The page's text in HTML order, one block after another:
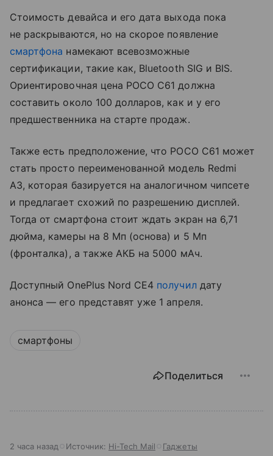
Стоимость девайса и его дата выхода пока
не раскрываются, но на скорое появление
смартфона намекают всевозможные
сертификации, такие как, Bluetooth SIG и BIS.
Ориентировочная цена POCO C61 должна
составить около 100 долларов, как и у его
предшественника на старте продаж.
Также есть предположение, что POCO C61 может
стать просто переименованной модель Redmi
A3, которая базируется на аналогичном чипсете
и предлагает схожий по разрешению дисплей.
Тогда от смартфона стоит ждать экран на 6,71
дюйма, камеры на 8 Мп (основа) и 5 Мп
(фронталка), а также АКБ на 5000 мАч.
Доступный OnePlus Nord CE4 получилдату
анонса — его представят уже 1 апреля.
смартфоны
Поделиться
2 часа назад Источник: Hi-Tech Mail Гаджеты